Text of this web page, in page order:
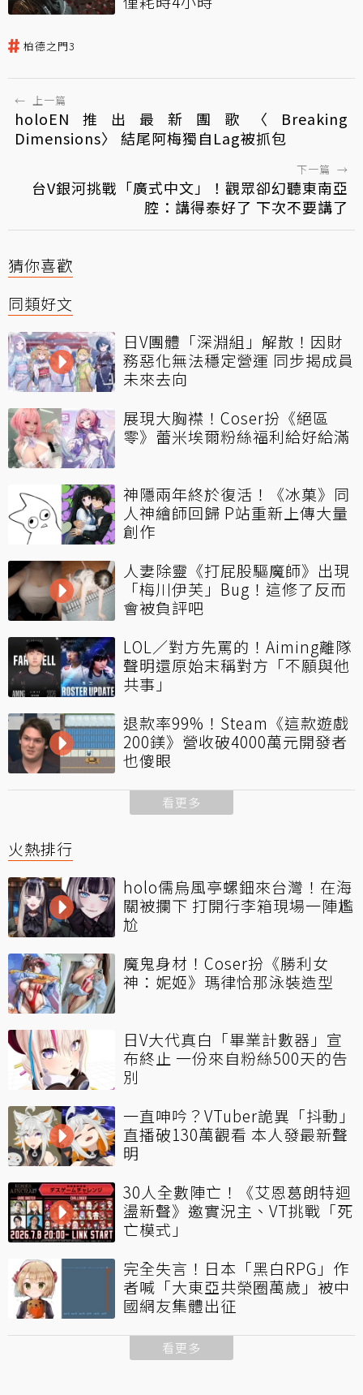
柏德之門3
← 上一篇
holoEN推出最新團歌〈Breaking
Dimensions〉 結尾阿梅獨自Lag被抓包
下一篇 →
台V銀河挑戰「廣式中文」！觀眾卻幻聽東南亞
腔：講得泰好了 下次不要講了
猜你喜歡
同類好文
日V團體「深淵組」解散！因財
務惡化無法穩定營運 同步揭成員
未來去向
展現大胸襟！Coser扮《絕區
零》蕾米埃爾粉絲福利給好給滿
神隱兩年終於復活！《冰菓》同
人神繪師回歸 P站重新上傳大量
創作
人妻除靈《打屁股驅魔師》出現
「梅川伊芙」Bug！這修了反而
會被負評吧
LOL／對方先罵的！Aiming離隊
聲明還原始末稱對方「不願與他
共事」
退款率99%！Steam《這款遊戲
200鎂》營收破4000萬元開發者
也傻眼
看更多
火熱排行
holo儒烏風亭螺鈿來台灣！在海
關被攔下 打開行李箱現場一陣尷
尬
魔鬼身材！Coser扮《勝利女
神：妮姬》瑪律恰那泳裝造型
日V大代真白「畢業計數器」宣
布終止 一份來自粉絲500天的告
別
一直呻吟？VTuber詭異「抖動」
直播破130萬觀看 本人發最新聲
明
30人全數陣亡！《艾恩葛朗特迴
盪新聲》邀實況主、VT挑戰「死
亡模式」
完全失言！日本「黑白RPG」作
者喊「大東亞共榮圈萬歲」被中
國網友集體出征
看更多